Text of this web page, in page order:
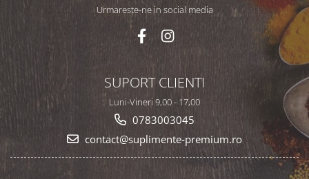
Urmareste-ne in social media
SUPORT CLIENTI
Luni-Vineri 9,00 - 17,00
0783003045
contact@suplimente-premium.ro